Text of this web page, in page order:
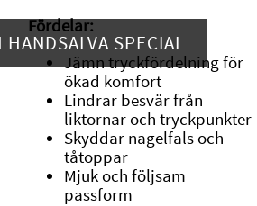
Fördelar:
Jämn tryckfördelning för
ökad komfort
Lindrar besvär från
liktornar och tryckpunkter
Skyddar nagelfals och
tåtoppar
Mjuk och följsam
passform
HANDSALVA SPECIAL